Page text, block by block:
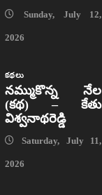
Sunday, July 12,
2026
కథలు
నమ్ముకొన్న నేల
(కథ) – కేతు
విశ్వనాథరెడ్డి
Saturday, July 11,
2026